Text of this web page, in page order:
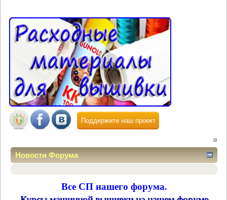
Поддержите наш проект
Новости Форума
Все СП нашего форума.